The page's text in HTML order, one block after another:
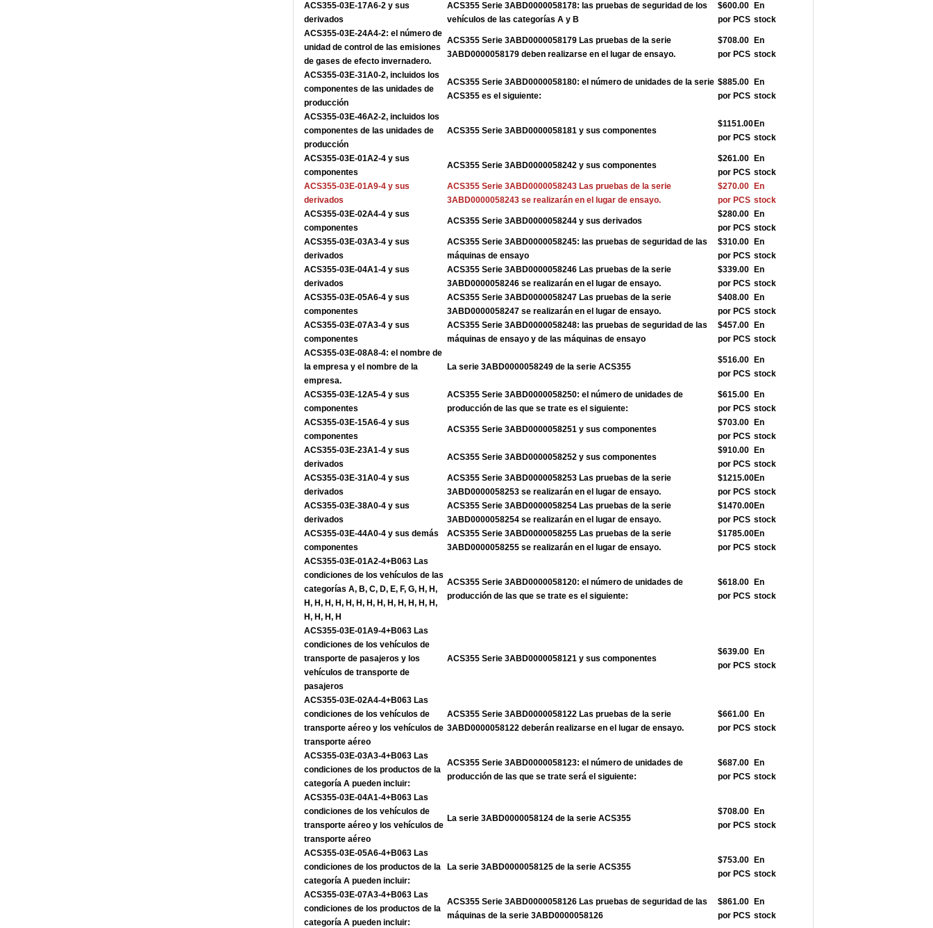
ACS355-03E-17A6-2 y sus
derivados
ACS355 Serie 3ABD0000058178: las pruebas de seguridad de los
vehículos de las categorías A y B
$600.00
por PCS
En
stock
ACS355-03E-24A4-2: el número de
unidad de control de las emisiones
de gases de efecto invernadero.
ACS355 Serie 3ABD0000058179 Las pruebas de la serie
3ABD0000058179 deben realizarse en el lugar de ensayo.
$708.00
por PCS
En
stock
ACS355-03E-31A0-2, incluidos los
componentes de las unidades de
producción
ACS355 Serie 3ABD0000058180: el número de unidades de la serie
ACS355 es el siguiente:
$885.00
por PCS
En
stock
ACS355-03E-46A2-2, incluidos los
componentes de las unidades de
producción
ACS355 Serie 3ABD0000058181 y sus componentes
$1151.00
por PCS
En
stock
ACS355-03E-01A2-4 y sus
componentes
ACS355 Serie 3ABD0000058242 y sus componentes
$261.00
por PCS
En
stock
ACS355-03E-01A9-4 y sus
derivados
ACS355 Serie 3ABD0000058243 Las pruebas de la serie
3ABD0000058243 se realizarán en el lugar de ensayo.
$270.00
por PCS
En
stock
ACS355-03E-02A4-4 y sus
componentes
ACS355 Serie 3ABD0000058244 y sus derivados
$280.00
por PCS
En
stock
ACS355-03E-03A3-4 y sus
derivados
ACS355 Serie 3ABD0000058245: las pruebas de seguridad de las
máquinas de ensayo
$310.00
por PCS
En
stock
ACS355-03E-04A1-4 y sus
derivados
ACS355 Serie 3ABD0000058246 Las pruebas de la serie
3ABD0000058246 se realizarán en el lugar de ensayo.
$339.00
por PCS
En
stock
ACS355-03E-05A6-4 y sus
componentes
ACS355 Serie 3ABD0000058247 Las pruebas de la serie
3ABD0000058247 se realizarán en el lugar de ensayo.
$408.00
por PCS
En
stock
ACS355-03E-07A3-4 y sus
componentes
ACS355 Serie 3ABD0000058248: las pruebas de seguridad de las
máquinas de ensayo y de las máquinas de ensayo
$457.00
por PCS
En
stock
ACS355-03E-08A8-4: el nombre de
la empresa y el nombre de la
empresa.
La serie 3ABD0000058249 de la serie ACS355
$516.00
por PCS
En
stock
ACS355-03E-12A5-4 y sus
componentes
ACS355 Serie 3ABD0000058250: el número de unidades de
producción de las que se trate es el siguiente:
$615.00
por PCS
En
stock
ACS355-03E-15A6-4 y sus
componentes
ACS355 Serie 3ABD0000058251 y sus componentes
$703.00
por PCS
En
stock
ACS355-03E-23A1-4 y sus
derivados
ACS355 Serie 3ABD0000058252 y sus componentes
$910.00
por PCS
En
stock
ACS355-03E-31A0-4 y sus
derivados
ACS355 Serie 3ABD0000058253 Las pruebas de la serie
3ABD0000058253 se realizarán en el lugar de ensayo.
$1215.00
por PCS
En
stock
ACS355-03E-38A0-4 y sus
derivados
ACS355 Serie 3ABD0000058254 Las pruebas de la serie
3ABD0000058254 se realizarán en el lugar de ensayo.
$1470.00
por PCS
En
stock
ACS355-03E-44A0-4 y sus demás
componentes
ACS355 Serie 3ABD0000058255 Las pruebas de la serie
3ABD0000058255 se realizarán en el lugar de ensayo.
$1785.00
por PCS
En
stock
ACS355-03E-01A2-4+B063 Las
condiciones de los vehículos de las
categorías A, B, C, D, E, F, G, H, H,
H, H, H, H, H, H, H, H, H, H, H, H, H,
H, H, H, H
ACS355 Serie 3ABD0000058120: el número de unidades de
producción de las que se trate es el siguiente:
$618.00
por PCS
En
stock
ACS355-03E-01A9-4+B063 Las
condiciones de los vehículos de
transporte de pasajeros y los
vehículos de transporte de
pasajeros
ACS355 Serie 3ABD0000058121 y sus componentes
$639.00
por PCS
En
stock
ACS355-03E-02A4-4+B063 Las
condiciones de los vehículos de
transporte aéreo y los vehículos de
transporte aéreo
ACS355 Serie 3ABD0000058122 Las pruebas de la serie
3ABD0000058122 deberán realizarse en el lugar de ensayo.
$661.00
por PCS
En
stock
ACS355-03E-03A3-4+B063 Las
condiciones de los productos de la
categoría A pueden incluir:
ACS355 Serie 3ABD0000058123: el número de unidades de
producción de las que se trate será el siguiente:
$687.00
por PCS
En
stock
ACS355-03E-04A1-4+B063 Las
condiciones de los vehículos de
transporte aéreo y los vehículos de
transporte aéreo
La serie 3ABD0000058124 de la serie ACS355
$708.00
por PCS
En
stock
ACS355-03E-05A6-4+B063 Las
condiciones de los productos de la
categoría A pueden incluir:
La serie 3ABD0000058125 de la serie ACS355
$753.00
por PCS
En
stock
ACS355-03E-07A3-4+B063 Las
condiciones de los productos de la
categoría A pueden incluir:
ACS355 Serie 3ABD0000058126 Las pruebas de seguridad de las
máquinas de la serie 3ABD0000058126
$861.00
por PCS
En
stock